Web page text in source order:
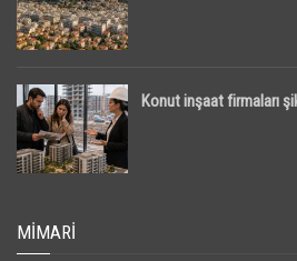
Konut inşaat firmaları
MIMARI